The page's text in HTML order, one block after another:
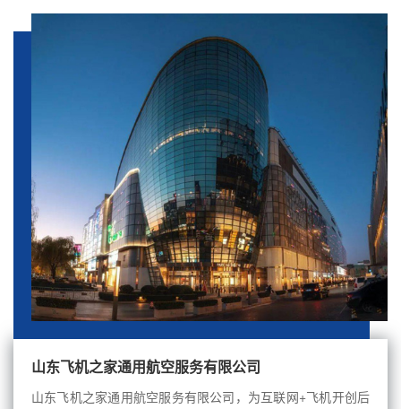
山东飞机之家通用航空服务有限公司
山东飞机之家通用航空服务有限公司，为互联网+飞机开创后